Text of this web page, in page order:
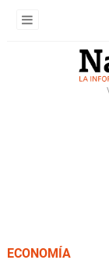
ECONOMÍA